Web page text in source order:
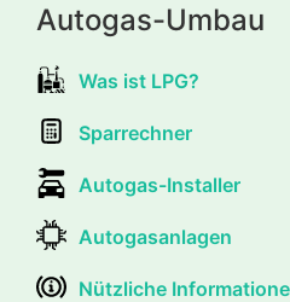
Autogas-Umbau
Was ist LPG?
Sparrechner
Autogas-Installer
Autogasanlagen
Nützliche